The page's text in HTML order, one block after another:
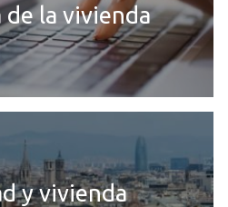
de la vivienda
y vivienda